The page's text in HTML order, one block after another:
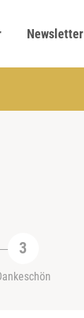
Newsletter